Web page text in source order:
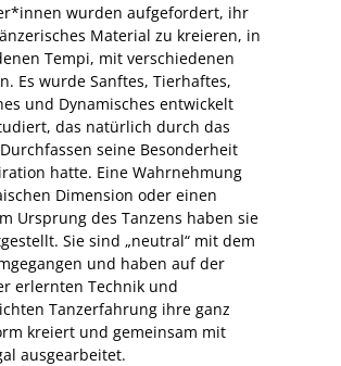
wurden aufgefordert, ihr
Material zu kreieren, in
Tempi, mit verschiedenen
Es wurde Sanftes, Tierhaftes,
und Dynamisches entwickelt
das natürlich durch das
seine Besonderheit
hatte. Eine Wahrnehmung
Dimension oder einen
Ursprung des Tanzens haben sie
Sie sind „neutral“ mit dem
und haben auf der
erlernten Technik und
Tanzerfahrung ihre ganz
kreiert und gemeinsam mit
ausgearbeitet.